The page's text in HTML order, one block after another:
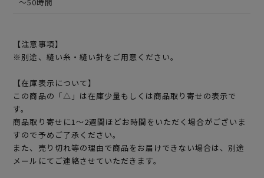
【注意事項】
※別途、縫い糸・縫い針をご用意ください。
【在庫表示について】
この商品の「△」は在庫少量もしくは商品取り寄せの表示で
す。
商品取り寄せに1～2週間ほどお時間をいただく場合がございま
すので予めご了承ください。
また、売り切れ等の理由で商品をお届けできない場合は、別途
メールにてご連絡させていただきます。